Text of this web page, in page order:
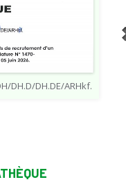
DH.D/DH.DE/ARHkf.